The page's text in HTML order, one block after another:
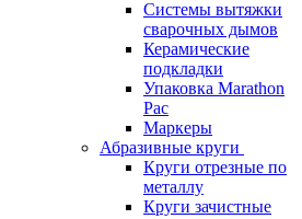
Системы вытяжки
сварочных дымов
Керамические
подкладки
Упаковка Marathon
Pac
Маркеры
Абразивные круги
Круги отрезные по
металлу
Круги зачистные